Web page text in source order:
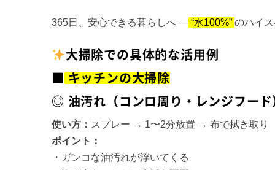
365日、安心できる暮らしへ — “水100%” のハイ
大掃除での具体的な活用例
キッチンの大掃除
◎ 油汚れ（コンロ周り・レンジフード
使い方： スプレー → 1〜2分放置 → 布で拭き取り
ポイント：
・ガンコな油汚れが浮いてくる